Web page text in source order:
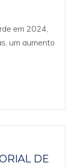
em 2024,
um aumento
DE